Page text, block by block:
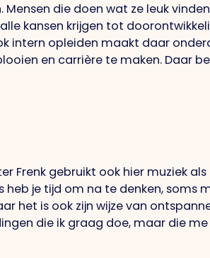
die doen wat ze leuk
kansen krijgen tot
intern opleiden maakt daar
en carrière te maken. Daar
Frenk gebruikt ook hier muziek als
heb je tijd om na te denken, soms
het is ook zijn wijze van
die ik graag doe, maar die